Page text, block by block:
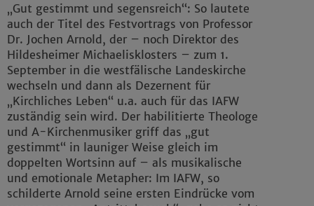
„Gut gestimmt und segensreich“: So lautete
auch der Titel des Festvortrags von Professor
Dr. Jochen Arnold, der – noch Direktor des
Hildesheimer Michaelisklosters – zum 1.
September in die westfälische Landeskirche
wechseln und dann als Dezernent für
„Kirchliches Leben“ u.a. auch für das IAFW
zuständig sein wird. Der habilitierte Theologe
und A-Kirchenmusiker griff das „gut
gestimmt“ in launiger Weise gleich im
doppelten Wortsinn auf – als musikalische
und emotionale Metapher: Im IAFW, so
schilderte Arnold seine ersten Eindrücke vom